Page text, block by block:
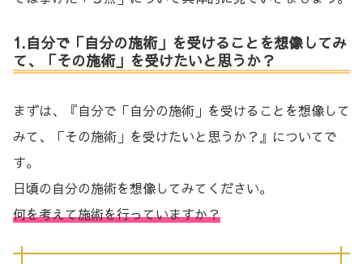
1.自分で「自分の施術」を受けることを想像してみ
て、「その施術」を受けたいと思うか？
まずは、『自分で「自分の施術」を受けることを想像して
みて、「その施術」を受けたいと思うか？』についてで
す。
日頃の自分の施術を想像してみてください。
何を考えて施術を行っていますか？